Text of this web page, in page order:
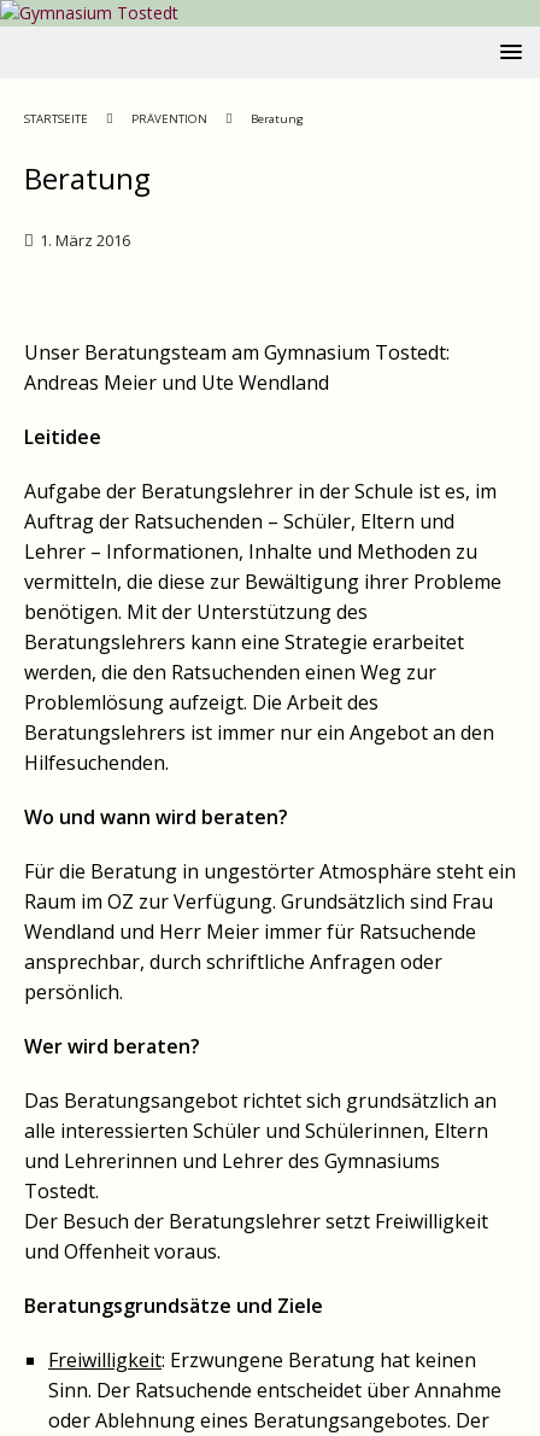
STARTSEITE PRÄVENTION Beratung
Beratung
1. März 2016
Unser Beratungsteam am Gymnasium Tostedt:
Andreas Meier und Ute Wendland
Leitidee
Aufgabe der Beratungslehrer in der Schule ist es, im
Auftrag der Ratsuchenden – Schüler, Eltern und
Lehrer – Informationen, Inhalte und Methoden zu
vermitteln, die diese zur Bewältigung ihrer Probleme
benötigen. Mit der Unterstützung des
Beratungslehrers kann eine Strategie erarbeitet
werden, die den Ratsuchenden einen Weg zur
Problemlösung aufzeigt. Die Arbeit des
Beratungslehrers ist immer nur ein Angebot an den
Hilfesuchenden.
Wo und wann wird beraten?
Für die Beratung in ungestörter Atmosphäre steht ein
Raum im OZ zur Verfügung. Grundsätzlich sind Frau
Wendland und Herr Meier immer für Ratsuchende
ansprechbar, durch schriftliche Anfragen oder
persönlich.
Wer wird beraten?
Das Beratungsangebot richtet sich grundsätzlich an
alle interessierten Schüler und Schülerinnen, Eltern
und Lehrerinnen und Lehrer des Gymnasiums
Tostedt.
Der Besuch der Beratungslehrer setzt Freiwilligkeit
und Offenheit voraus.
Beratungsgrundsätze und Ziele
Freiwilligkeit: Erzwungene Beratung hat keinen
Sinn. Der Ratsuchende entscheidet über Annahme
oder Ablehnung eines Beratungsangebotes. Der